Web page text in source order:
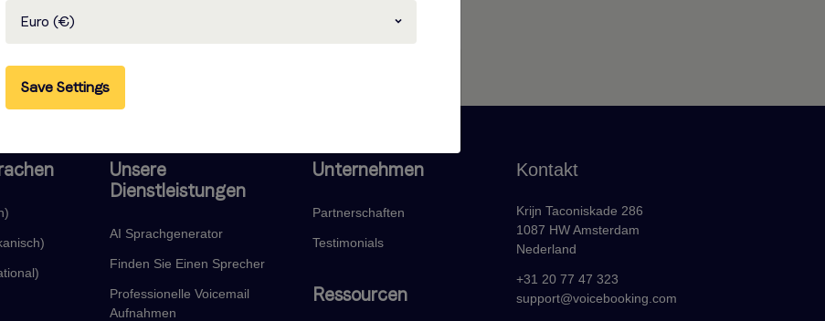
Unsere
Dienstleistungen
AI Sprachgenerator
Finden Sie Einen Sprecher
Professionelle Voicemail
Aufnahmen
Unternehmen
Partnerschaften
Testimonials
Ressourcen
Kontakt
Krijn Taconiskade 286
1087 HW Amsterdam
Nederland
+31 20 77 47 323
support@voicebooking.com
Euro (€)
Save Settings